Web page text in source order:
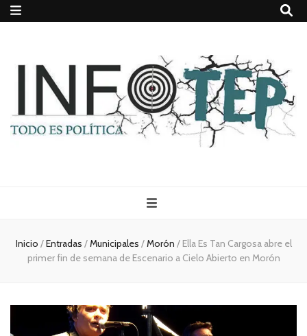
Todo es
(rosca)
política
Inicio /Entradas /Municipales /Morón / Ella Es Tan Cargosa abre el
primer fin de semana de Escenario a Cielo Abierto en Morón